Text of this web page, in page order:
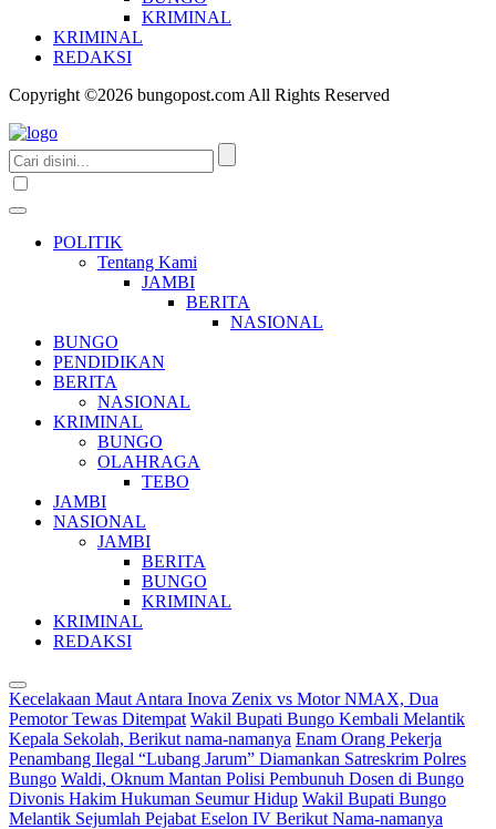
KRIMINAL
KRIMINAL
REDAKSI
Copyright ©2026 bungopost.com All Rights Reserved
POLITIK
Tentang Kami
JAMBI
BERITA
NASIONAL
BUNGO
PENDIDIKAN
BERITA
NASIONAL
KRIMINAL
BUNGO
OLAHRAGA
TEBO
JAMBI
NASIONAL
JAMBI
BERITA
BUNGO
KRIMINAL
KRIMINAL
REDAKSI
Kecelakaan Maut Antara Inova Zenix vs Motor NMAX, Dua
Pemotor Tewas Ditempat Wakil Bupati Bungo Kembali Melantik
Kepala Sekolah, Berikut nama-namanya Enam Orang Pekerja
Penambang Ilegal “Lubang Jarum” Diamankan Satreskrim Polres
Bungo Waldi, Oknum Mantan Polisi Pembunuh Dosen di Bungo
Divonis Hakim Hukuman Seumur Hidup Wakil Bupati Bungo
Melantik Sejumlah Pejabat Eselon IV Berikut Nama-namanya